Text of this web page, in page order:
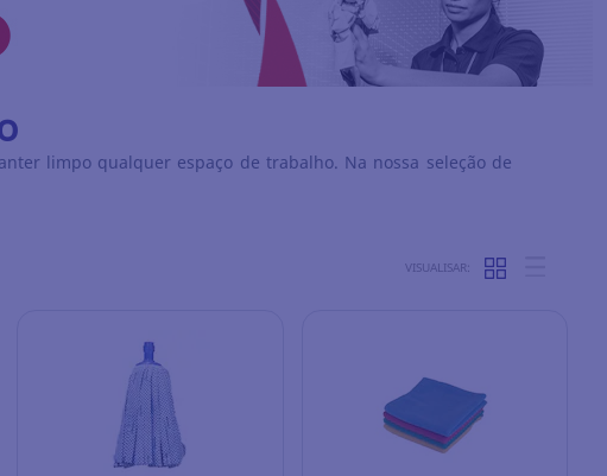
limpo qualquer espaço de trabalho. Na nossa seleção de
VISUALISAR: